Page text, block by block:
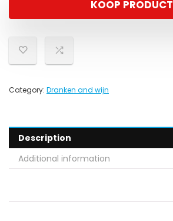
KOOP PRODUCT
Category: Dranken and wijn
Description
Additional information